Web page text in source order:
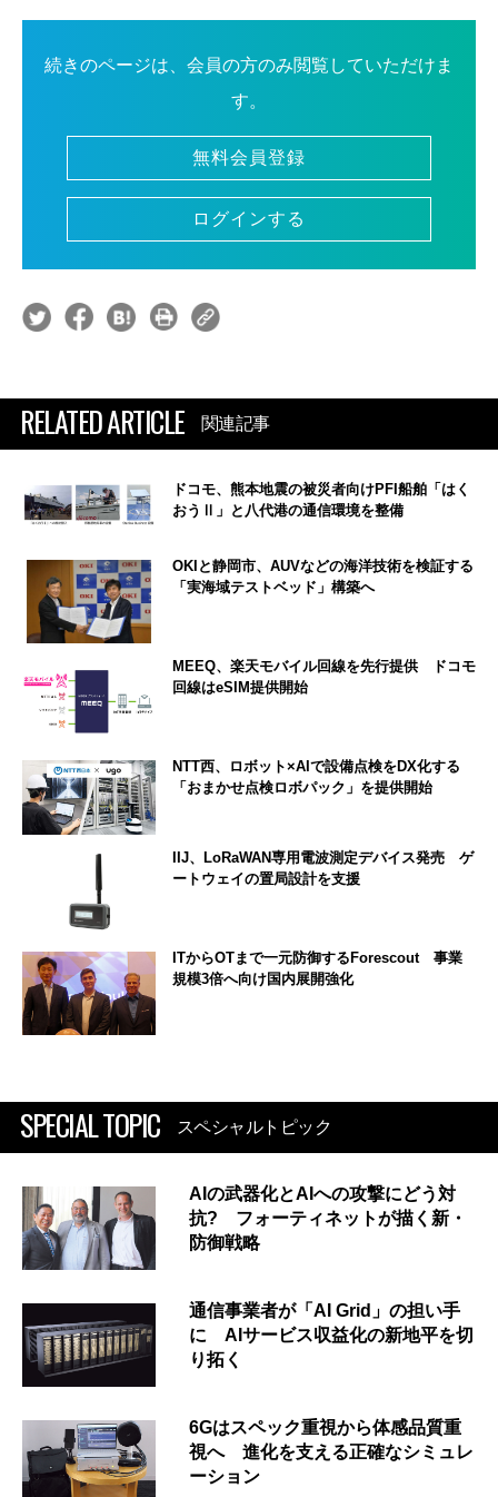
続きのページは、会員の方のみ閲覧していただけま
す。
無料会員登録
ログインする
RELATED ARTICLE 関連記事
ドコモ、熊本地震の被災者向けPFI船舶「はく
おうⅡ」と八代港の通信環境を整備
OKIと静岡市、AUVなどの海洋技術を検証する
「実海域テストベッド」構築へ
MEEQ、楽天モバイル回線を先行提供 ドコモ
回線はeSIM提供開始
NTT西、ロボット×AIで設備点検をDX化する
「おまかせ点検ロボパック」を提供開始
IIJ、LoRaWAN専用電波測定デバイス発売 ゲ
ートウェイの置局設計を支援
ITからOTまで一元防御するForescout 事業
規模3倍へ向け国内展開強化
SPECIAL TOPIC スペシャルトピック
AIの武器化とAIへの攻撃にどう対
抗? フォーティネットが描く新・
防御戦略
通信事業者が「AI Grid」の担い手
に AIサービス収益化の新地平を切
り拓く
6Gはスペック重視から体感品質重
視へ 進化を支える正確なシミュレ
ーション